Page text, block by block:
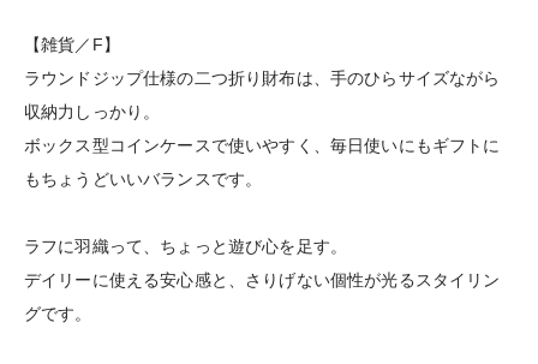
【雑貨／F】
ラウンドジップ仕様の二つ折り財布は、手のひらサイズながら
収納力しっかり。
ボックス型コインケースで使いやすく、毎日使いにもギフトに
もちょうどいいバランスです。
ラフに羽織って、ちょっと遊び心を足す。
デイリーに使える安心感と、さりげない個性が光るスタイリン
グです。